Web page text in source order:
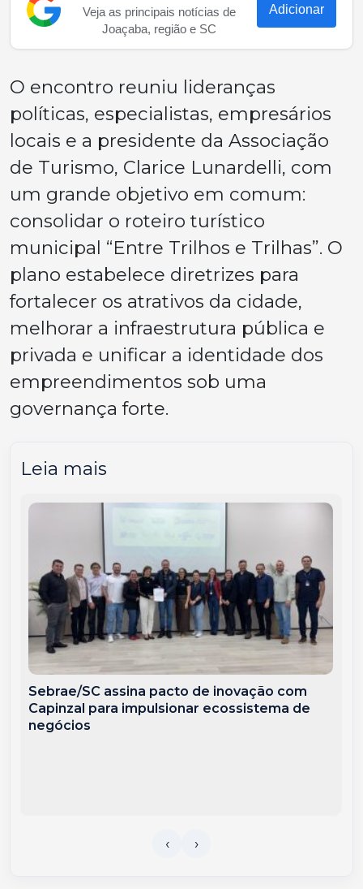
Veja as principais notícias de
Joaçaba, região e SC
Adicionar
O encontro reuniu lideranças
políticas, especialistas, empresários
locais e a presidente da Associação
de Turismo, Clarice Lunardelli, com
um grande objetivo em comum:
consolidar o roteiro turístico
municipal “Entre Trilhos e Trilhas”. O
plano estabelece diretrizes para
fortalecer os atrativos da cidade,
melhorar a infraestrutura pública e
privada e unificar a identidade dos
empreendimentos sob uma
governança forte.
Leia mais
Sebrae/SC assina pacto de inovação com
Capinzal para impulsionar ecossistema de
negócios